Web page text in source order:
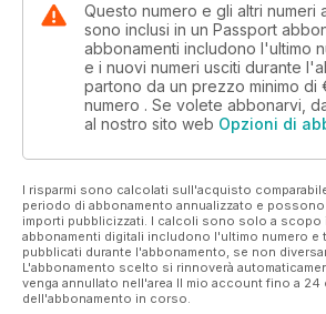
Questo numero e gli altri numeri
sono inclusi in un Passport
abbonamenti includono l'ultimo
e i nuovi numeri usciti durante
partono da un prezzo minimo di
numero . Se volete abbonarvi,
al nostro sito web Opzioni di
I risparmi sono calcolati sull'acquisto
periodo di abbonamento annualizzato e
importi pubblicizzati. I calcoli sono solo a scopo
abbonamenti digitali includono l'ultimo numero e
pubblicati durante l'abbonamento, se non
L'abbonamento scelto si rinnoverà
venga annullato nell'area Il mio account fino a 24
dell'abbonamento in corso.